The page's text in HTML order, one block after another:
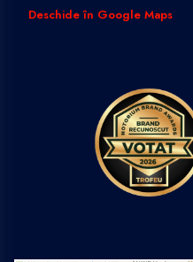
Deschide în Google Maps